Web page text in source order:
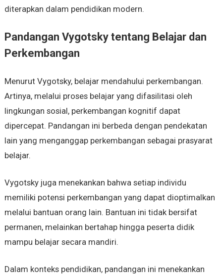
diterapkan dalam pendidikan modern.
Pandangan Vygotsky tentang Belajar dan
Perkembangan
Menurut Vygotsky, belajar mendahului perkembangan.
Artinya, melalui proses belajar yang difasilitasi oleh
lingkungan sosial, perkembangan kognitif dapat
dipercepat. Pandangan ini berbeda dengan pendekatan
lain yang menganggap perkembangan sebagai prasyarat
belajar.
Vygotsky juga menekankan bahwa setiap individu
memiliki potensi perkembangan yang dapat dioptimalkan
melalui bantuan orang lain. Bantuan ini tidak bersifat
permanen, melainkan bertahap hingga peserta didik
mampu belajar secara mandiri.
Dalam konteks pendidikan, pandangan ini menekankan